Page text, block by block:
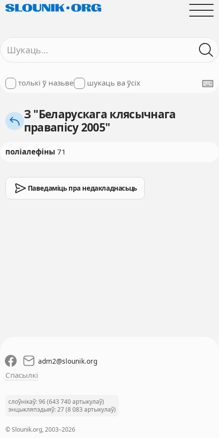
толькі ў назьве шукаць ва ўсіх
З "Беларускага клясычнага
правапісу 2005"
поліалефіны 71
Паведаміць пра недакладнасьць
adm2@slounik.org
Спасылкі
слоўнікаў: 96 (643 740 артыкулаў)
энцыкляпэдыяў: 27 (8 083 артыкулаў)
© Slounik.org, 2003–2026